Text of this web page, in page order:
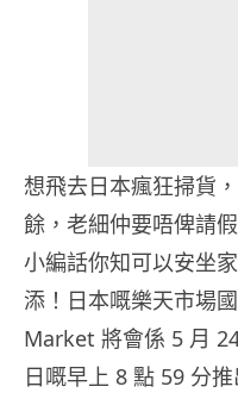
想飛去日本瘋狂掃貨
餘，老細仲要唔俾請
小編話你知可以安坐
添！日本嘅樂天市場
Market 將會係 5 月
日嘅早上 8 點 59 分